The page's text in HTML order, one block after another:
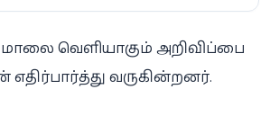
வெளியாகும் அறிவிப்பை
வருகின்றனர்.